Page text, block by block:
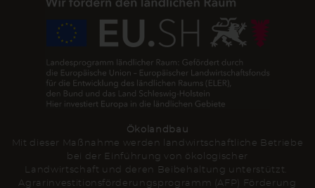
Ökolandbau
Mit dieser Maßnahme werden landwirtschaftliche Betriebe
bei der Einführung von ökologischer
Landwirtschaft und deren Beibehaltung unterstützt.
Agrarinvestitionsförderungsprogramm (AFP) Förderung